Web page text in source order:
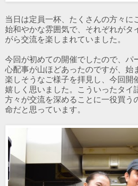
当日は定員一杯、たくさんの方々に
始和やかな雰囲気で、それぞれがタ
がら交流を楽しまれていました。
今回が初めての開催でしたので、パ
心配事が山ほどあったのですが、始
楽しそうなご様子を拝見し、今回開
嬉しく思いました。こういったタイ
方々が交流を深めることに一役買う
命だと思っています。